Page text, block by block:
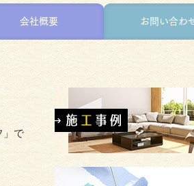
会社概要 お問い合わ
」で